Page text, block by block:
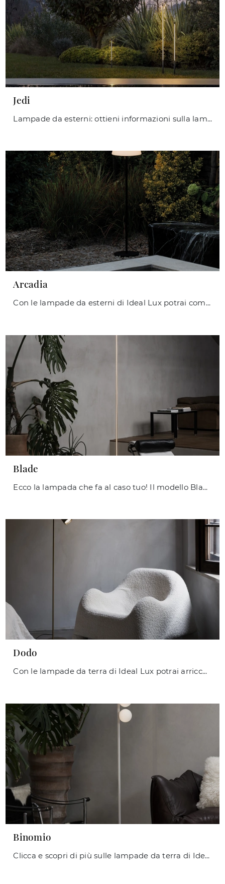
Jedi
Lampade da esterni: ottieni informazioni sulla lampada Jedi in metallo che ti consigliamo.
Arcadia
Con le lampade da esterni di Ideal Lux potrai completare i tuoi interni: clicca e scopri Arcadia!
Blade
Ecco la lampada che fa al caso tuo! Il modello Blade è una tra le nostre lampade da terra di Ideal Lux.
Dodo
Con le lampade da terra di Ideal Lux potrai arricchire i tuoi interni: clicca e scopri Dodo!
Binomio
Clicca e scopri di più sulle lampade da terra di Ideal Lux: il modello Binomio in metallo ti aspetta!